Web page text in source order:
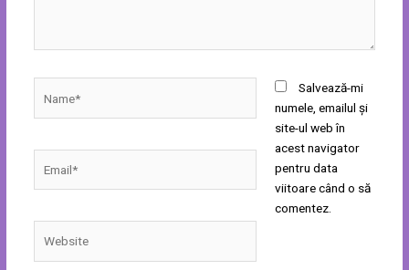
Salvează-mi
numele, emailul și
site-ul web în
acest navigator
pentru data
viitoare când o să
comentez.